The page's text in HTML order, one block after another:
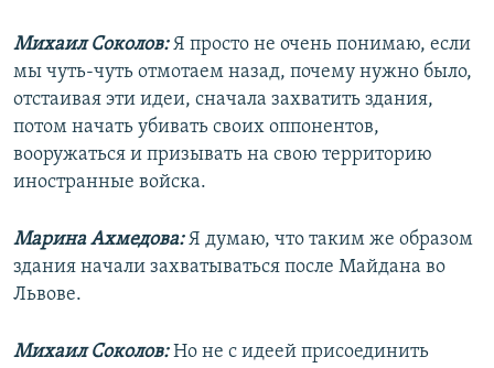
Михаил Соколов:Я просто не очень понимаю, если
мы чуть-чуть отмотаем назад, почему нужно было,
отстаивая эти идеи, сначала захватить здания,
потом начать убивать своих оппонентов,
вооружаться и призывать на свою территорию
иностранные войска.
Марина Ахмедова:Я думаю, что таким же образом
здания начали захватываться после Майдана во
Львове.
Михаил Соколов:Но не с идеей присоединить